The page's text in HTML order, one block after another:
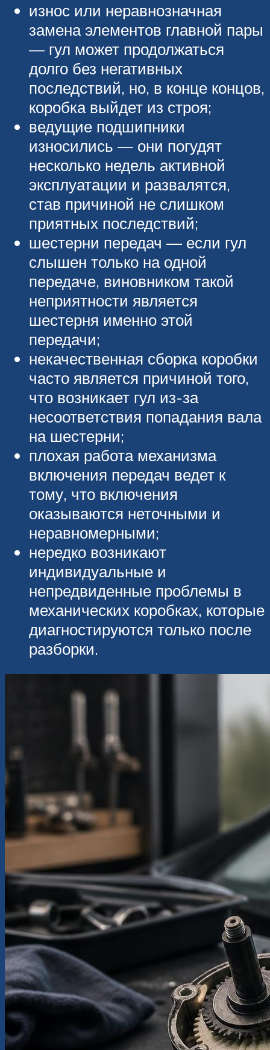
износ или неравнозначная
замена элементов главной пары
— гул может продолжаться
долго без негативных
последствий, но, в конце концов,
коробка выйдет из строя;
ведущие подшипники
износились — они погудят
несколько недель активной
эксплуатации и развалятся,
став причиной не слишком
приятных последствий;
шестерни передач — если гул
слышен только на одной
передаче, виновником такой
неприятности является
шестерня именно этой
передачи;
некачественная сборка коробки
часто является причиной того,
что возникает гул из-за
несоответствия попадания вала
на шестерни;
плохая работа механизма
включения передач ведет к
тому, что включения
оказываются неточными и
неравномерными;
нередко возникают
индивидуальные и
непредвиденные проблемы в
механических коробках, которые
диагностируются только после
разборки.